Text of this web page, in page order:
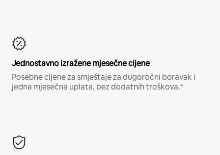
Jednostavno izražene mjesečne cijene
Posebne cijene za smještaje za dugoročni boravak i
jedna mjesečna uplata, bez dodatnih troškova.*